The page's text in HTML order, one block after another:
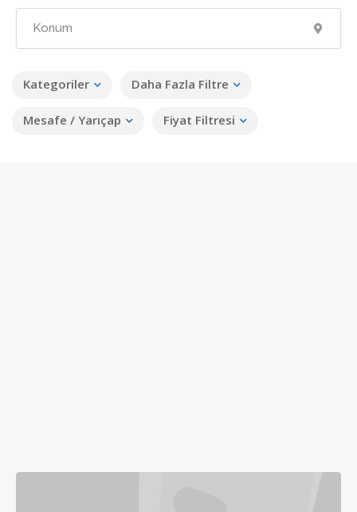
Kategoriler Daha Fazla Filtre
Mesafe / Yarıçap Fiyat Filtresi